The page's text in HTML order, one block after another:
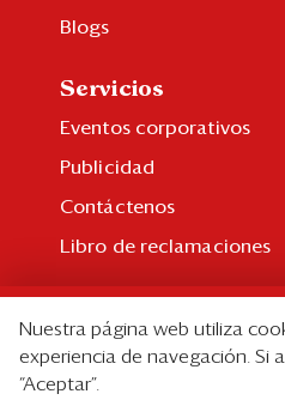
Blogs
Servicios
Eventos corporativos
Publicidad
Contáctenos
Libro de reclamaciones
Suscripción individual
Paquetes corporativos
Nuestra página web utiliza
experiencia de navegación. Si
“Aceptar”.